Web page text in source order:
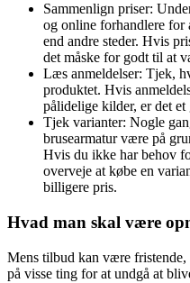
Sammenlign priser:
og online forhandlere for
end andre steder. Hvis
det måske for godt til at
Læs anmeldelser: Tjek,
produktet. Hvis
pålidelige kilder, er det
Tjek varianter: Nogle
brusearmatur være på
Hvis du ikke har behov
overveje at købe en
billigere pris.
Hvad man skal være
Mens tilbud kan være
på visse ting for at undgå at